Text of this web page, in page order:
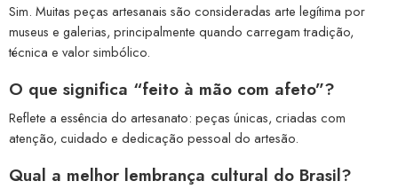
Sim. Muitas peças artesanais são consideradas arte legítima por
museus e galerias, principalmente quando carregam tradição,
técnica e valor simbólico.
O que significa “feito à mão com afeto”?
Reflete a essência do artesanato: peças únicas, criadas com
atenção, cuidado e dedicação pessoal do artesão.
Qual a melhor lembrança cultural do Brasil?